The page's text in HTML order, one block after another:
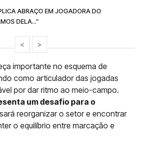
ABRAÇO EM JOGADORA DO
DELA...”
< >
importante no esquema de
como articulador das jogadas
por dar ritmo ao meio-campo.
um desafio para o
reorganizar o setor e encontrar
o equilíbrio entre marcação e